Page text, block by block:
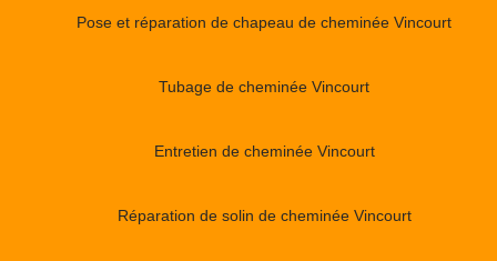
Pose et réparation de chapeau de cheminée Vincourt
Tubage de cheminée Vincourt
Entretien de cheminée Vincourt
Réparation de solin de cheminée Vincourt